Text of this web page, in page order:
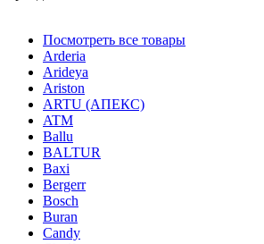
Посмотреть все товары
Arderia
Arideya
Ariston
ARTU (АПЕКС)
ATM
Ballu
BALTUR
Baxi
Bergerr
Bosch
Buran
Candy